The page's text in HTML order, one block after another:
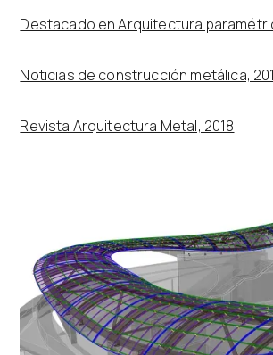
Destacado en Arquitectura
Noticias de construcción metálica,
Revista Arquitectura Metal, 2018